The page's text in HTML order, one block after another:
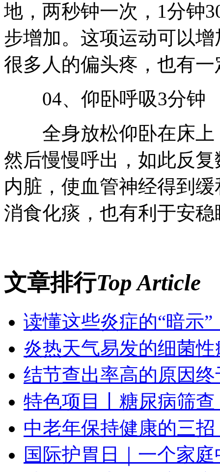
地，两秒钟一次，1分钟
步增加。这项运动可以
很多人的偏头疼，也有
04、仰卧呼吸3分钟
全身放松仰卧在床上
然后慢慢呼出，如此反
内脏，使血管神经得到
消食化痰，也有利于安稳
文章排行Top Article
读懂这些炎症的“暗示
炎热天气易发的细菌
结节查出率高的原因
特色项目丨糖尿病筛
中老年保持健康的三
国际护胃日｜一个家